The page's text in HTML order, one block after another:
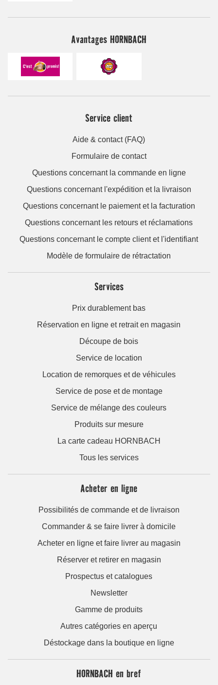
Avantages HORNBACH
Service client
Aide & contact (FAQ)
Formulaire de contact
Questions concernant la commande en ligne
Questions concernant l'expédition et la livraison
Questions concernant le paiement et la facturation
Questions concernant les retours et réclamations
Questions concernant le compte client et l'identifiant
Modèle de formulaire de rétractation
Services
Prix durablement bas
Réservation en ligne et retrait en magasin
Découpe de bois
Service de location
Location de remorques et de véhicules
Service de pose et de montage
Service de mélange des couleurs
Produits sur mesure
La carte cadeau HORNBACH
Tous les services
Acheter en ligne
Possibilités de commande et de livraison
Commander & se faire livrer à domicile
Acheter en ligne et faire livrer au magasin
Réserver et retirer en magasin
Prospectus et catalogues
Newsletter
Gamme de produits
Autres catégories en aperçu
Déstockage dans la boutique en ligne
HORNBACH en bref